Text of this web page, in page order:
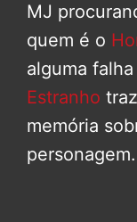
MJ
quem é o
alguma
Estranho
memória
personagem.